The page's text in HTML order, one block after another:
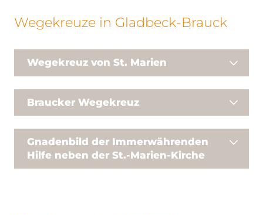
Wegekreuze in Gladbeck-Brauck
Wegekreuz von St. Marien
Braucker Wegekreuz
Gnadenbild der Immerwährenden
Hilfe neben der St.-Marien-Kirche ‎